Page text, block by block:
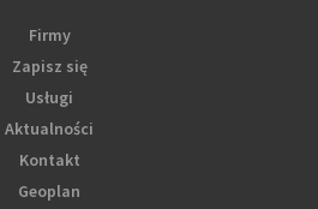
Firmy
Zapisz się
Usługi
Aktualności
Kontakt
Geoplan